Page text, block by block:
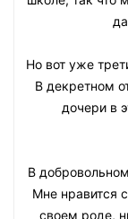
Но вот уже
В декретном
дочери в
В
Мне нравится
своем роде,